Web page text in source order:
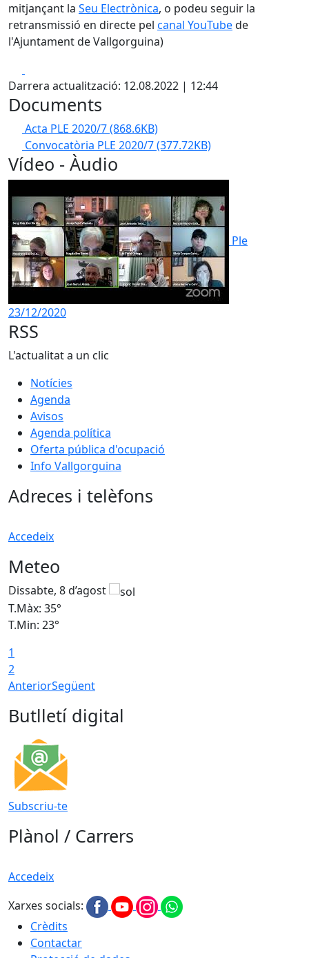
mitjançant la Seu Electrònica, o podeu seguir la
retransmissió en directe pel canal YouTubede
l'Ajuntament de Vallgorguina)
Darrera actualització: 12.08.2022 | 12:44
Documents
Acta PLE 2020/7(868.6KB)
Convocatòria PLE 2020/7(377.72KB)
Vídeo - Àudio
Ple
23/12/2020
RSS
L'actualitat a un clic
Notícies
Agenda
Avisos
Agenda política
Oferta pública d'ocupació
Info Vallgorguina
Adreces i telèfons
Accedeix
Meteo
Dissabte, 8 d’agost
T.Màx: 35°
T.Min: 23°
1
2
AnteriorSegüent
Butlletí digital
Subscriu-te
Plànol / Carrers
Accedeix
Xarxes socials:
Crèdits
Contactar